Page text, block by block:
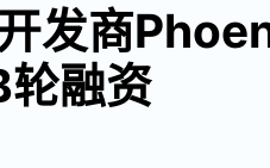
发商
融资